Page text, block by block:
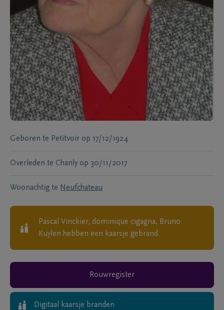
Geboren te Petitvoir op 17/12/1924
Overleden te Chanly op 30/11/2017
Woonachtig te Neufchateau
Pascal Vinckier, dominique cigagna, Bruno
Kuylen hebben een kaarsje gebrand.
Rouwregister
Digitaal kaarsje branden